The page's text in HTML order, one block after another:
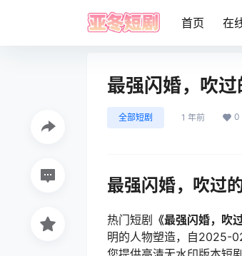
首页 在
最强闪婚，吹过
全部短剧 1 年前 0
最强闪婚，吹过
热门短剧 《最强闪婚，吹
明的人物塑造，自2025-